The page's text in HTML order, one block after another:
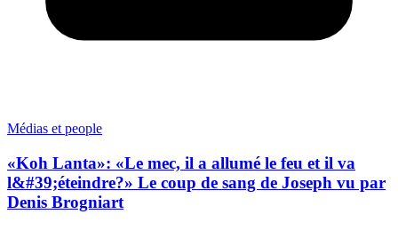
Médias et people
«Koh Lanta»: «Le mec, il a allumé le feu et il va
l&#39;éteindre?» Le coup de sang de Joseph vu par
Denis Brogniart